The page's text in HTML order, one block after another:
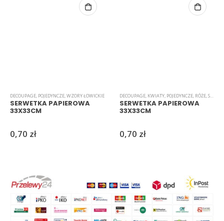
DECOUPAGE, POJEDYNCZE,WZORY ŁOWICKIE
SERWETKA PAPIEROWA
33X33CM
0,70 zł
DECOUPAGE, KWIATY, POJEDYNCZE, RÓŻE,SERWETKI
SERWETKA PAPIEROWA
33X33CM
0,70 zł